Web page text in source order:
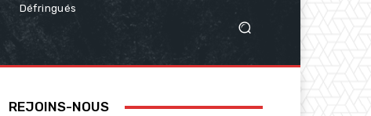
Défringués
REJOINS-NOUS